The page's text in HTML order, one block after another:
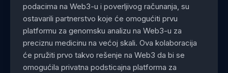
podacima na Web3-u i poverljivog računanja, su
ostavarili partnerstvo koje će omogućiti prvu
platformu za genomsku analizu na Web3-u za
preciznu medicinu na većoj skali. Ova kolaboracija
će pružiti prvo takvo rešenje na Web3 da bi se
omogućila privatna podsticajna platforma za